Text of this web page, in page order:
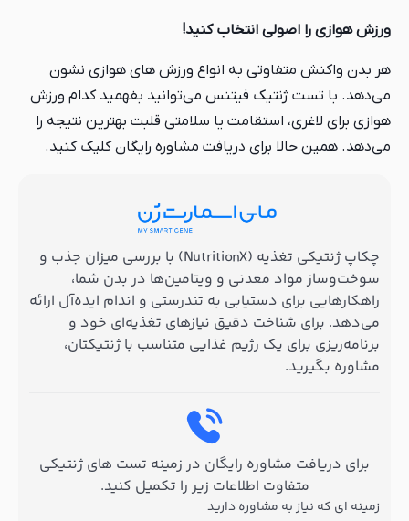
ورزش هوازی را اصولی انتخاب کنید!
هر بدن واکنش متفاوتی به انواع ورزش های هوازی نشون
می‌دهد. با تست ژنتیک فیتنس می‌توانید بفهمید کدام ورزش
هوازی برای لاغری، استقامت یا سلامتی قلبت بهترین نتیجه را
می‌دهد. همین حالا برای دریافت مشاوره رایگان کلیک کنید.
چکاپ ژنتیکی تغذیه (NutritionX) با بررسی میزان جذب و
سوخت‌وساز مواد معدنی و ویتامین‌ها در بدن شما،
راهکارهایی برای دستیابی به تندرستی و اندام ایده‌آل ارائه
می‌دهد. برای شناخت دقیق نیازهای تغذیه‌ای خود و
برنامه‌ریزی برای یک رژیم غذایی متناسب با ژنتیکتان،
مشاوره بگیرید.
برای دریافت مشاوره رایگان در زمینه تست های ژنتیکی
متفاوت اطلاعات زیر را تکمیل کنید.
زمینه ای که نیاز به مشاوره دارید